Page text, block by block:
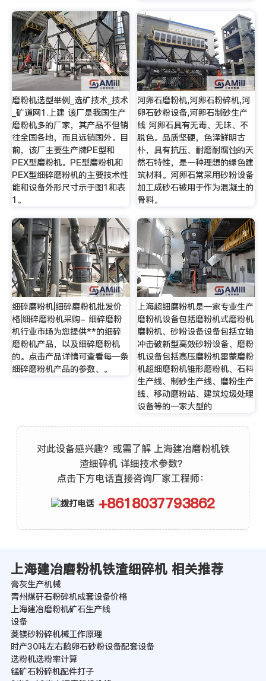
磨粉机选型举例_选矿技术_技术
_矿道网1.上建 该厂是我国生产
磨粉机多的厂家，其产品不但销
往全国各地，而且远销国外。目
前，该厂主要生产牌PE型和
PEX型磨粉机。PE型磨粉机和
PEX型细碎磨粉机的主要技术性
能和设备外形尺寸示于图1和表
1。
河卵石磨粉机,河卵石粉碎机,河
卵石砂粉设备,河卵石制砂生产
线 河卵石具有无毒、无味、不
脱色。品质坚硬，色泽鲜明古
朴，具有抗压、耐磨耐腐蚀的天
然石特性，是一种理想的绿色建
筑材料。河卵石常采用砂粉设备
加工成砂石被用于作为混凝土的
骨料。
细碎磨粉机|细碎磨粉机批发价
格|细碎磨粉机采购- 细碎磨粉
机行业市场为您提供**的细碎
磨粉机产品，以及细碎磨粉机
的。点击产品详情可查看每一条
细碎磨粉机产品的参数、。
上海超细磨粉机是一家专业生产
磨粉机设备包括磨粉机式磨粉机
磨粉机、砂粉设备设备包括立轴
冲击破新型高效砂粉设备、磨粉
机设备包括高压磨粉机雷蒙磨粉
机超细磨粉机锥形磨粉机、石料
生产线、制砂生产线、磨粉生产
线、移动磨粉站、建筑垃圾处理
设备等的一家大型的
对此设备感兴趣？或需了解 上海建冶磨粉机铁
渣细碎机 详细技术参数？
点击下方电话直接咨询厂家工程师：
+8618037793862
上海建冶磨粉机铁渣细碎机 相关推荐
膏灰生产机械
青州煤矸石粉碎机成套设备价格
上海建冶磨粉机矿石生产线
设备
菱镁砂粉碎机械工作原理
时产30吨左右鹅卵石砂粉设备配套设备
选粉机选粉率计算
锰矿石粉碎机配件打子